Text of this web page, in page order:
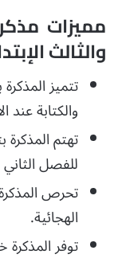
مميزات
والثالث
تتميز
والكتابة عند
تهتم المذكرة
للفصل الثاني
تحرص
الهجائية.
توفر